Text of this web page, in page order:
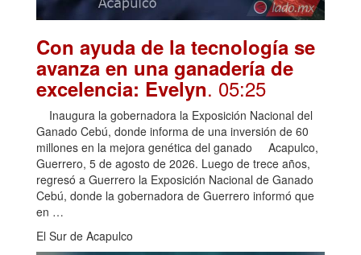
Con ayuda de la tecnología se
avanza en una ganadería de
excelencia: Evelyn. 05:25
Inaugura la gobernadora la Exposición Nacional del
Ganado Cebú, donde informa de una inversión de 60
millones en la mejora genética del ganado Acapulco,
Guerrero, 5 de agosto de 2026. Luego de trece años,
regresó a Guerrero la Exposición Nacional de Ganado
Cebú, donde la gobernadora de Guerrero informó que
en …
El Sur de Acapulco